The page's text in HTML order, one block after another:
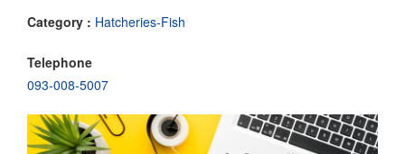
Category : Hatcheries-Fish
Telephone
093-008-5007